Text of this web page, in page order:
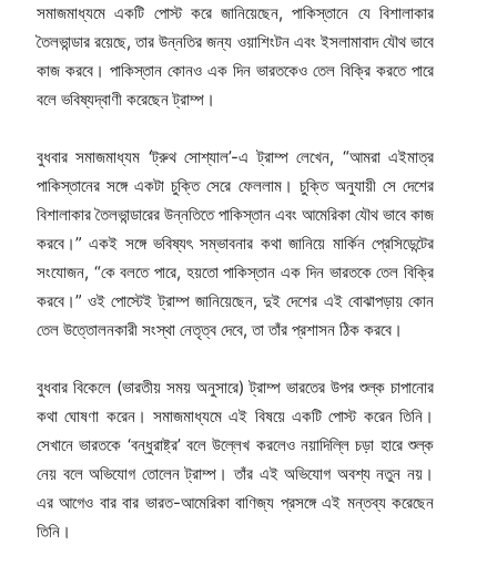
সমাজমাধ্যমে একটি পোস্ট করে জানিয়েছেন, পাকিস্তানে যে বিশালাকার
তৈলভান্ডার রয়েছে, তার উন্নতির জন্য ওয়াশিংটন এবং ইসলামাবাদ যৌথ ভাবে
কাজ করবে। পাকিস্তান কোনও এক দিন ভারতকেও তেল বিক্রি করতে পারে
বলে ভবিষ্যদ্বাণী করেছেন ট্রাম্প।
বুধবার সমাজমাধ্যম ‘ট্রুথ সোশ্যাল’-এ ট্রাম্প লেখেন, “আমরা এইমাত্র
পাকিস্তানের সঙ্গে একটা চুক্তি সেরে ফেললাম। চুক্তি অনুযায়ী সে দেশের
বিশালাকার তৈলভান্ডারের উন্নতিতে পাকিস্তান এবং আমেরিকা যৌথ ভাবে কাজ
করবে।” একই সঙ্গে ভবিষ্যৎ সম্ভাবনার কথা জানিয়ে মার্কিন প্রেসিডেন্টের
সংযোজন, “কে বলতে পারে, হয়তো পাকিস্তান এক দিন ভারতকে তেল বিক্রি
করবে।” ওই পোস্টেই ট্রাম্প জানিয়েছেন, দুই দেশের এই বোঝাপড়ায় কোন
তেল উত্তোলনকারী সংস্থা নেতৃত্ব দেবে, তা তাঁর প্রশাসন ঠিক করবে।
বুধবার বিকেলে (ভারতীয় সময় অনুসারে) ট্রাম্প ভারতের উপর শুল্ক চাপানোর
কথা ঘোষণা করেন। সমাজমাধ্যমে এই বিষয়ে একটি পোস্ট করেন তিনি।
সেখানে ভারতকে ‘বন্ধুরাষ্ট্র’ বলে উল্লেখ করলেও নয়াদিল্লি চড়া হারে শুল্ক
নেয় বলে অভিযোগ তোলেন ট্রাম্প। তাঁর এই অভিযোগ অবশ্য নতুন নয়।
এর আগেও বার বার ভারত-আমেরিকা বাণিজ্য প্রসঙ্গে এই মন্তব্য করেছেন
তিনি।